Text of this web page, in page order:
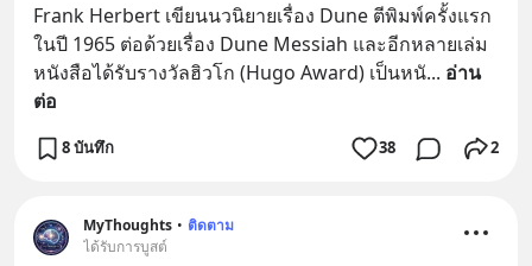
Frank Herbert เขียนนวนิยายเรื่อง Dune ตีพิมพ์ครั้งแรก
ในปี 1965 ต่อด้วยเรื่อง Dune Messiah และอีกหลายเล่ม
หนังสือได้รับรางวัลฮิวโก (Hugo Award) เป็นหนั... อ่าน
ต่อ
8 บันทึก 38 2
MyThoughts • ติดตาม
ได้รับการบูสต์